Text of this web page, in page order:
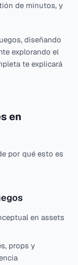
de minutos, y
diseñando
explorando el
te explicará
en
por qué esto es
en assets
props y